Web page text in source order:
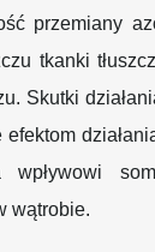
przemiany
tkanki
Skutki
wątrobie.